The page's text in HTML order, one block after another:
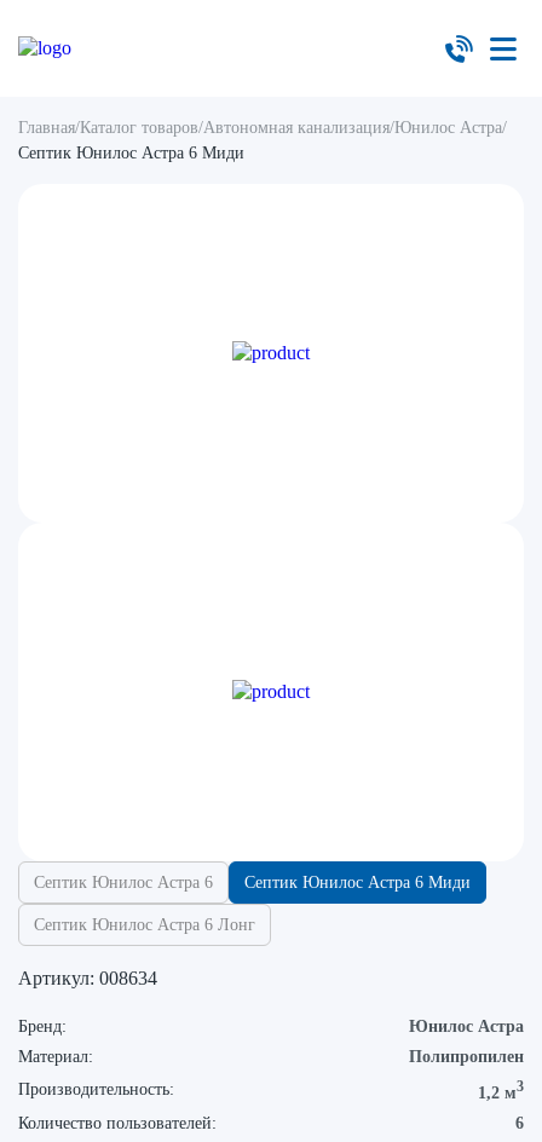
Главная/Каталог товаров/Автономная канализация/Юнилос Астра/
Септик Юнилос Астра 6 Миди
Септик Юнилос Астра 6 Септик Юнилос Астра 6 Миди
Септик Юнилос Астра 6 Лонг
Артикул: 008634
Бренд:
Юнилос Астра
Материал:
Полипропилен
Производительность:
1,2 м3
Количество пользователей:
6